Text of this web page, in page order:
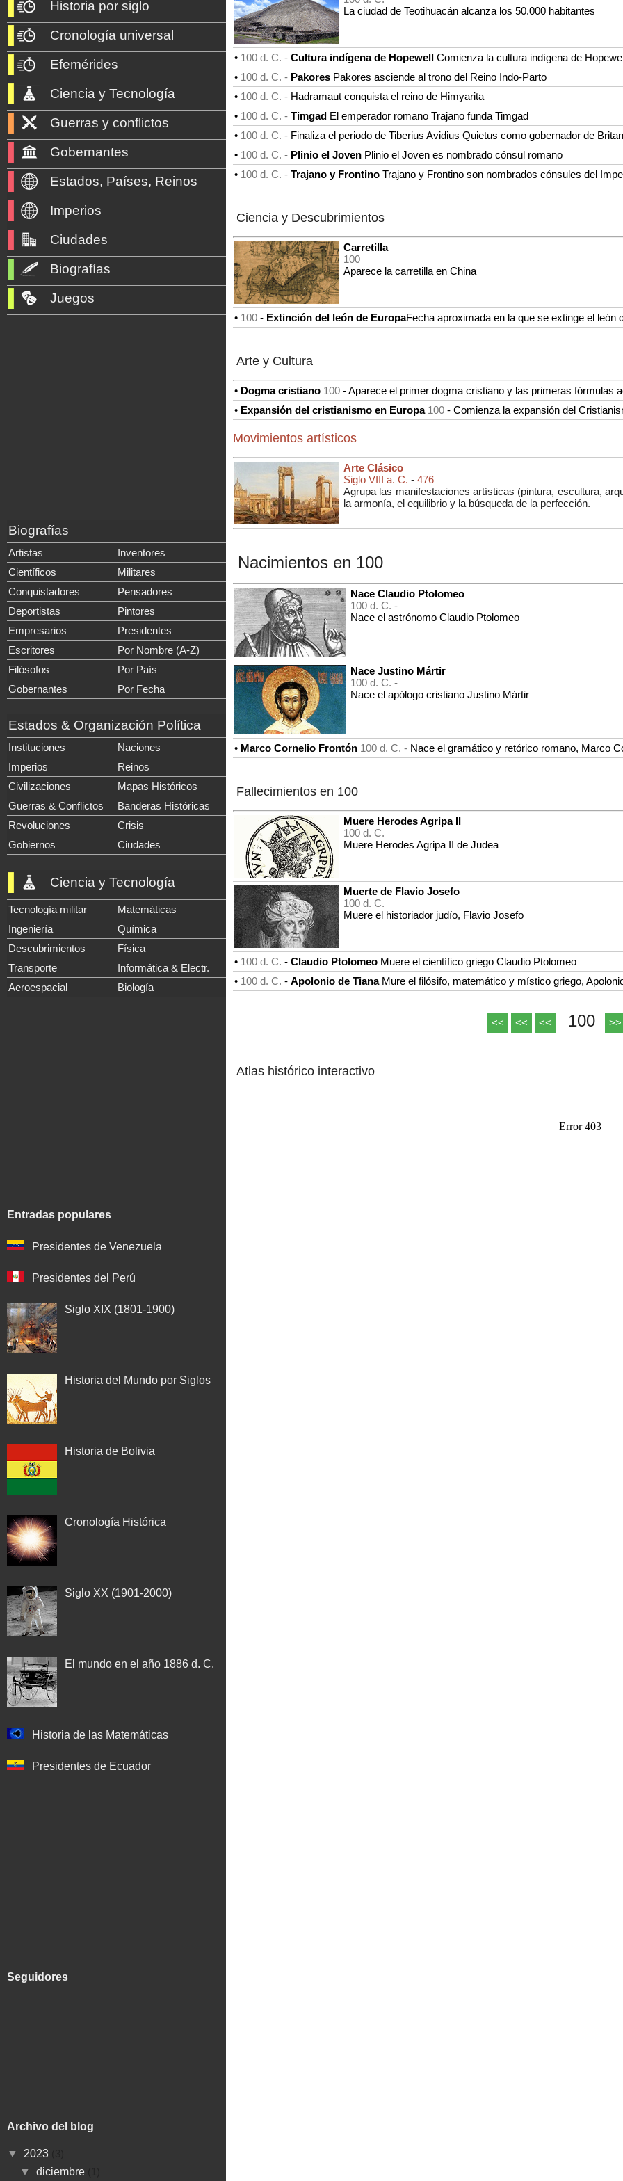
La ciudad de Teotihuacán alcanza los 50.000 habitantes
• 100 d. C. - Cultura indígena de Hopewell Comienza la cultura indígena de
• 100 d. C. - Pakores Pakores asciende al trono del Reino Indo-Parto
• 100 d. C. - Hadramaut conquista el reino de Himyarita
• 100 d. C. - Timgad El emperador romano Trajano funda Timgad
• 100 d. C. - Finaliza el periodo de Tiberius Avidius Quietus como gobernador de
• 100 d. C. - Plinio el Joven Plinio el Joven es nombrado cónsul romano
• 100 d. C. - Trajano y Frontino Trajano y Frontino son nombrados cónsules del
Ciencia y Descubrimientos
Carretilla
100
Aparece la carretilla en China
• 100 - Extinción del león de EuropaFecha aproximada en la que se extinge el león
Arte y Cultura
• Dogma cristiano 100 - Aparece el primer dogma cristiano y las primeras fórmulas
• Expansión del cristianismo en Europa 100 - Comienza la expansión del
Movimientos artísticos
Arte Clásico
Siglo VIII a. C. - 476
Agrupa las manifestaciones artísticas (pintura, escultura,
la armonía, el equilibrio y la búsqueda de la perfección.
Nacimientos en 100
Nace Claudio Ptolomeo
100 d. C. -
Nace el astrónomo Claudio Ptolomeo
Nace Justino Mártir
100 d. C. -
Nace el apólogo cristiano Justino Mártir
• Marco Cornelio Frontón 100 d. C. - Nace el gramático y retórico romano, Marco
Fallecimientos en 100
Muere Herodes Agripa II
100 d. C.
Muere Herodes Agripa II de Judea
Muerte de Flavio Josefo
100 d. C.
Muere el historiador judío, Flavio Josefo
• 100 d. C. - Claudio Ptolomeo Muere el científico griego Claudio Ptolomeo
• 100 d. C. - Apolonio de TianaMure el filósifo, matemático y místico griego,
<< << << 100 >>
Atlas histórico interactivo
Historia por siglo
Cronología universal
Efemérides
Ciencia y Tecnología
Guerras y conflictos
Gobernantes
Estados, Países, Reinos
Imperios
Ciudades
Biografías
Juegos
Biografías
Artistas
Inventores
Científicos
Militares
Conquistadores
Pensadores
Deportistas
Pintores
Empresarios
Presidentes
Escritores
Por Nombre (A-Z)
Filósofos
Por País
Gobernantes
Por Fecha
Estados & Organización Política
Instituciones
Naciones
Imperios
Reinos
Civilizaciones
Mapas Históricos
Guerras & Conflictos
Banderas Históricas
Revoluciones
Crisis
Gobiernos
Ciudades
Ciencia y Tecnología
Tecnología militar
Matemáticas
Ingeniería
Química
Descubrimientos
Física
Transporte
Informática & Electr.
Aeroespacial
Biología
Entradas populares
Presidentes de Venezuela
Presidentes del Perú
Siglo XIX (1801-1900)
Historia del Mundo por Siglos
Historia de Bolivia
Cronología Histórica
Siglo XX (1901-2000)
El mundo en el año 1886 d. C.
Historia de las Matemáticas
Presidentes de Ecuador
Seguidores
Archivo del blog
▼ 2023
▼ diciembre